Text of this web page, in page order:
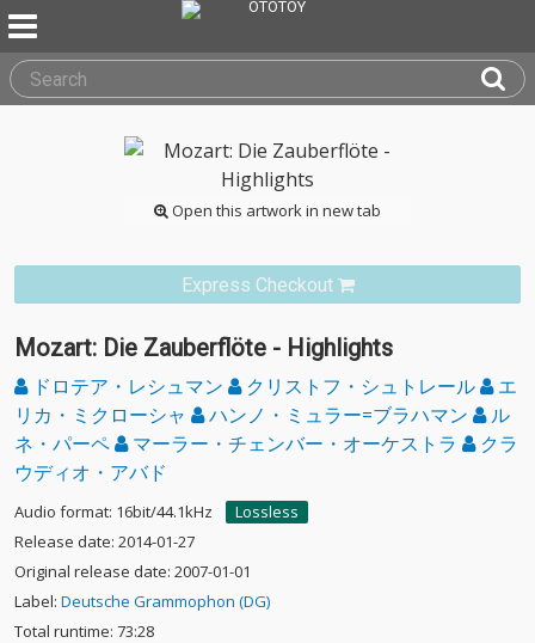
Open this artwork in new tab
Express Checkout
Mozart: Die Zauberflöte - Highlights
ドロテア・レシュマン クリストフ・シュトレール
エ
リカ・ミクローシャ
ハンノ・ミュラー=ブラハマン
ル
ネ・パーペ
マーラー・チェンバー・オーケストラ
クラ
ウディオ・アバド
Audio format: 16bit/44.1kHz
Lossless
Release date: 2014-01-27
Original release date: 2007-01-01
Label: Deutsche Grammophon (DG)
Total runtime: 73:28